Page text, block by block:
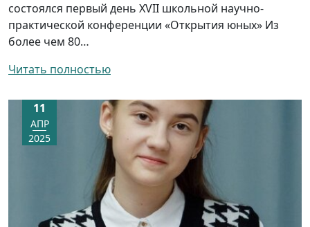
состоялся первый день XVII школьной научно-
практической конференции «Открытия юных» Из
более чем 80…
Читать полностью
11
АПР
2025